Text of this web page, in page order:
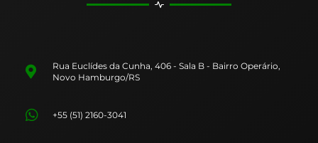
Rua Euclídes da Cunha, 406 - Sala B - Bairro Operário,
Novo Hamburgo/RS
+55 (51) 2160-3041